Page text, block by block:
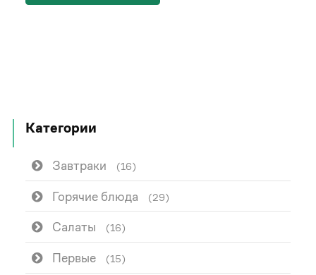
Категории
Завтраки (16)
Горячие блюда (29)
Салаты (16)
Первые (15)